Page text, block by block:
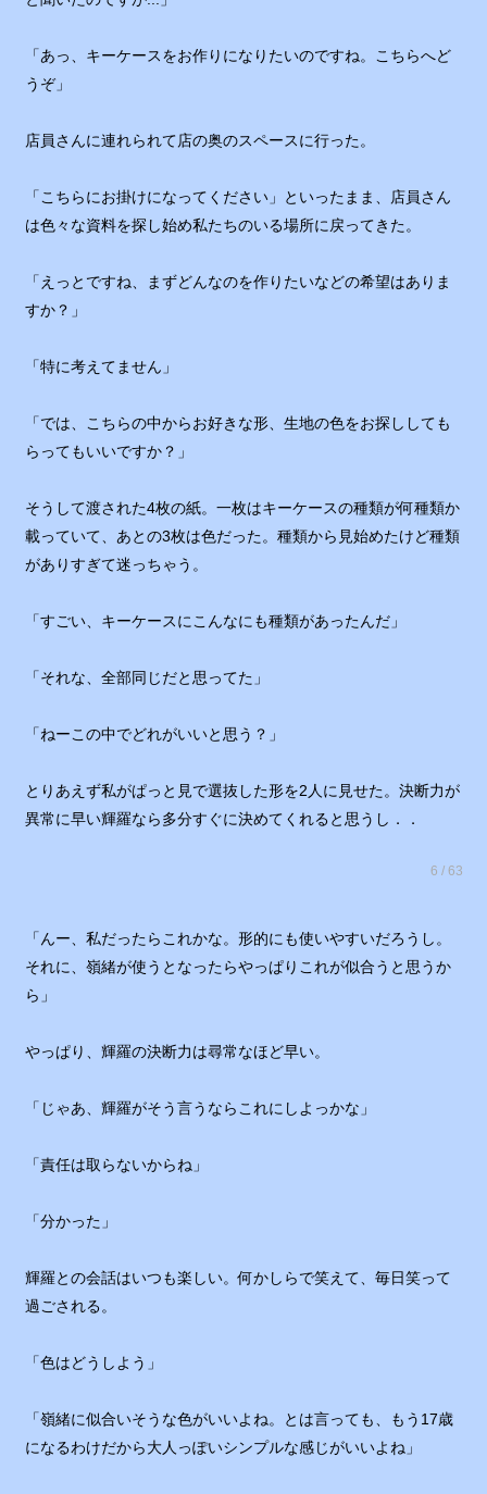
「あっ、キーケースをお作りになりたいのですね。こちらへど
うぞ」
店員さんに連れられて店の奥のスペースに行った。
「こちらにお掛けになってください」といったまま、店員さん
は色々な資料を探し始め私たちのいる場所に戻ってきた。
「えっとですね、まずどんなのを作りたいなどの希望はありま
すか？」
「特に考えてません」
「では、こちらの中からお好きな形、生地の色をお探ししても
らってもいいですか？」
そうして渡された4枚の紙。一枚はキーケースの種類が何種類か
載っていて、あとの3枚は色だった。種類から見始めたけど種類
がありすぎて迷っちゃう。
「すごい、キーケースにこんなにも種類があったんだ」
「それな、全部同じだと思ってた」
「ねーこの中でどれがいいと思う？」
とりあえず私がぱっと見で選抜した形を2人に見せた。決断力が
異常に早い輝羅なら多分すぐに決めてくれると思うし．．
6 / 63
「んー、私だったらこれかな。形的にも使いやすいだろうし。
それに、嶺緒が使うとなったらやっぱりこれが似合うと思うか
ら」
やっぱり、輝羅の決断力は尋常なほど早い。
「じゃあ、輝羅がそう言うならこれにしよっかな」
「責任は取らないからね」
「分かった」
輝羅との会話はいつも楽しい。何かしらで笑えて、毎日笑って
過ごされる。
「色はどうしよう」
「嶺緒に似合いそうな色がいいよね。とは言っても、もう17歳
になるわけだから大人っぽいシンプルな感じがいいよね」